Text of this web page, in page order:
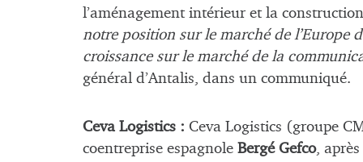
l’aménagement intérieur et la
notre position sur le marché de l’Europe
croissance sur le marché de la
général d’Antalis, dans un communiqué.
Ceva Logistics : Ceva Logistics (groupe
coentreprise espagnole Bergé Gefco,